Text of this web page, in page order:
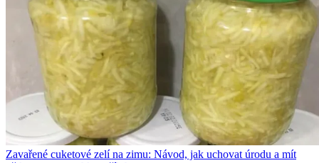
Zavařené cuketové zelí na zimu: Návod, jak uchovat úrodu a mít